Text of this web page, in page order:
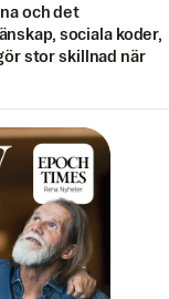
och det
sociala koder,
stor skillnad när